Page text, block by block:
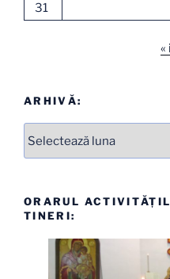
31
«
ARHIVĂ:
ORARUL
TINERI: